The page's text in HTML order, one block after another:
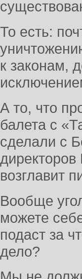
То есть:
к законам,
А то, что
балета с
сделали с
возглавит
Вообще
можете
подаст за
дело?